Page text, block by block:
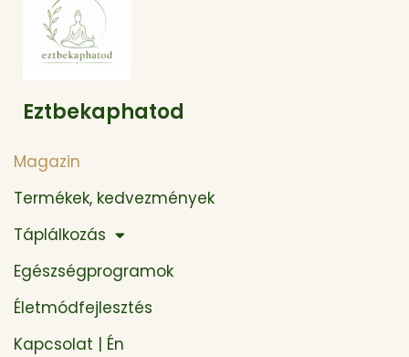
Eztbekaphatod
Magazin
Termékek, kedvezmények
Táplálkozás
Egészségprogramok
Életmódfejlesztés
Kapcsolat | Én